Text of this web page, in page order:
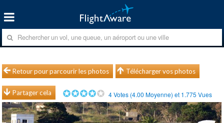
Retour pour parcourir les photos Télécharger vos photos
Partager cela 4Votes (4.00 Moyenne) et 1.775 Vues